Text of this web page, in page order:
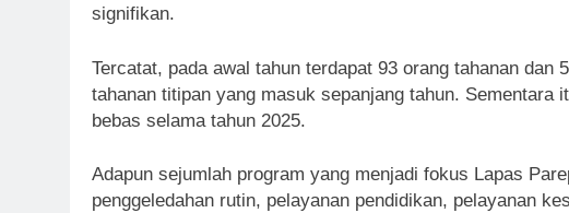
signifikan.
Tercatat, pada awal tahun terdapat 93 orang tahanan dan
tahanan titipan yang masuk sepanjang tahun. Sementara
bebas selama tahun 2025.
Adapun sejumlah program yang menjadi fokus Lapas
penggeledahan rutin, pelayanan pendidikan, pelayanan